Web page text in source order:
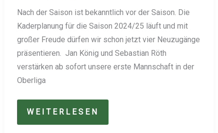
Nach der Saison ist bekanntlich vor der Saison. Die
Kaderplanung für die Saison 2024/25 läuft und mit
großer Freude dürfen wir schon jetzt vier Neuzugänge
präsentieren. Jan König und Sebastian Röth
verstärken ab sofort unsere erste Mannschaft in der
Oberliga
NEUZUGÄNGE
2024
WEITERLESEN